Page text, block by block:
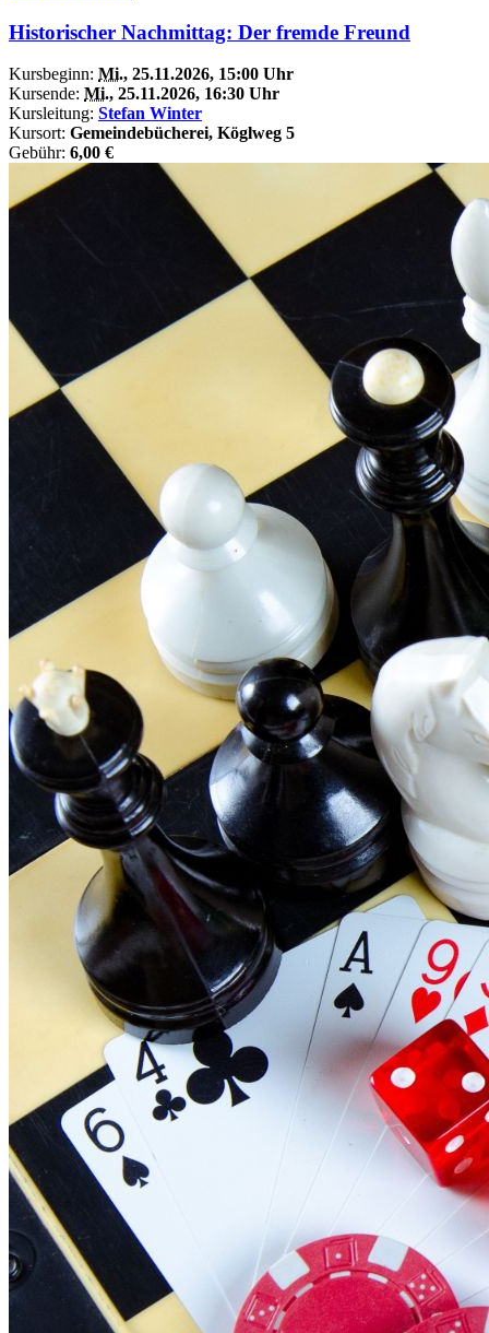
Historischer Nachmittag: Der fremde Freund
Kursbeginn: Mi., 25.11.2026, 15:00 Uhr
Kursende: Mi., 25.11.2026, 16:30 Uhr
Kursleitung: Stefan Winter
Kursort: Gemeindebücherei, Köglweg 5
Gebühr: 6,00 €